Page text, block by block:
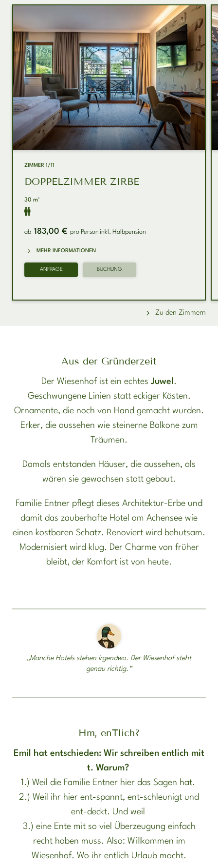
ZIMMER 1/11
DOPPELZIMMER ZIRBE
ab 183,00 € pro Person inkl. Halbpension
30 m²
MEHR INFORMATIONEN
ANFRAGE BUCHUNG
Zu den Zimmern
Aus der Gründerzeit
Der Wiesenhof ist ein echtes Juwel .
Geschwungene Linien statt eckiger Kästen.
Ornamente, die noch von Hand gemacht wurden.
Erker, die aussehen wie steinerne Balkone zum
Träumen.
Damals entstanden Häuser, die aussehen, als
wären sie gewachsen statt gebaut.
Familie Entner pflegt dieses Architektur-Erbe und
damit das zauberhafte Hotel am Achensee wie
einen kostbaren Schatz. Renoviert wird behutsam.
Modernisiert wird klug. Der Charme von früher
bleibt, der Komfort ist von heute.
„Manche Hotels stehen irgendwo. Der Wiesenhof steht
genau richtig.“
Hm, enTlich?
Emil hat entschieden: Wir schreiben entlich mit
t. Warum?
1.) Weil die Familie Entner hier das Sagen hat.
2.) Weil ihr hier ent-spannt, ent-schleunigt und
ent-deckt. Und weil
3.) eine Ente mit so viel Überzeugung einfach
recht haben muss. Also: Willkommen im
Wiesenhof. Wo ihr entlich Urlaub macht.